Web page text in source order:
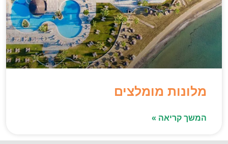
מלונות מומלצים
המשך קריאה »